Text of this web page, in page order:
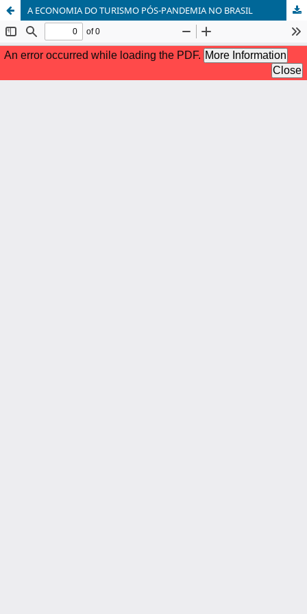
A ECONOMIA DO TURISMO PÓS-PANDEMIA NO BRASIL